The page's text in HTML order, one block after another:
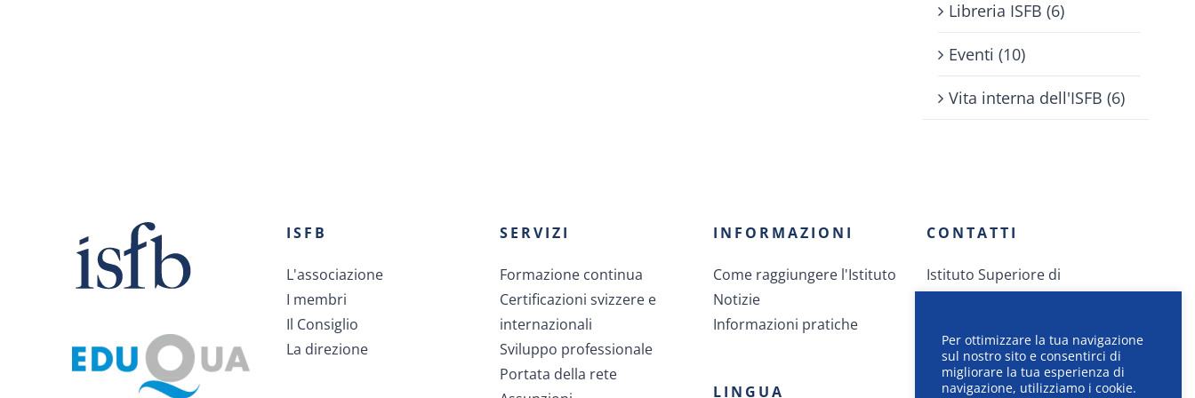
Libreria ISFB (6)
Eventi (10)
Vita interna dell'ISFB (6)
ISFB
L'associazione
I membri
Il Consiglio
La direzione
SERVIZI
Formazione continua
Certificazioni svizzere e
internazionali
Sviluppo professionale
Portata della rete
INFORMAZIONI
Come raggiungere l'Istituto
Notizie
Informazioni pratiche
LINGUA
CONTATTI
Istituto Superiore di
CH-1212 Grand-Lancy
+41.58.414.40.40
Per ottimizzare la tua navigazione
sul nostro sito e consentirci di
migliorare la tua esperienza di
navigazione, utilizziamo i cookie.
Diventa un esperto del mondo bancario e